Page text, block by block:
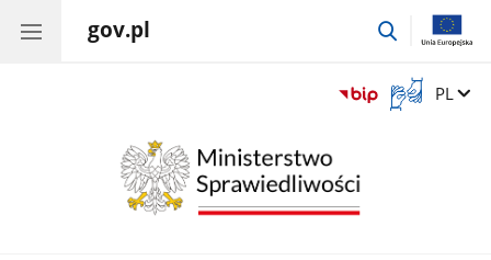
gov.pl
przejdź
Otwórz
okno
Zmień
PL